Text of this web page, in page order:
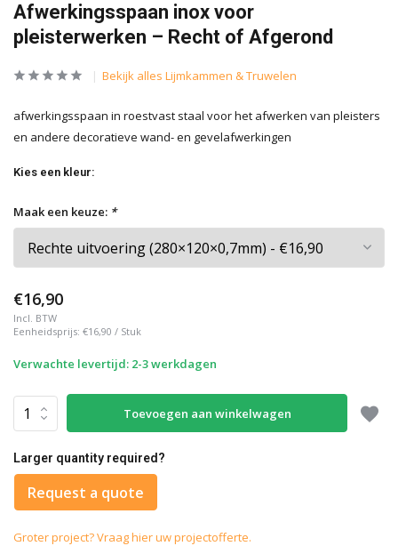
Afwerkingsspaan inox voor
pleisterwerken – Recht of Afgerond
Bekijk alles Lijmkammen & Truwelen
afwerkingsspaan in roestvast staal voor het afwerken van pleisters
en andere decoratieve wand- en gevelafwerkingen
Kies een kleur:
Maak een keuze: *
€16,90
Incl. BTW
Eenheidsprijs: €16,90 / Stuk
Verwachte levertijd: 2-3 werkdagen
Toevoegen aan winkelwagen
Larger quantity required?
Request a quote
Groter project? Vraag hier uw projectofferte.